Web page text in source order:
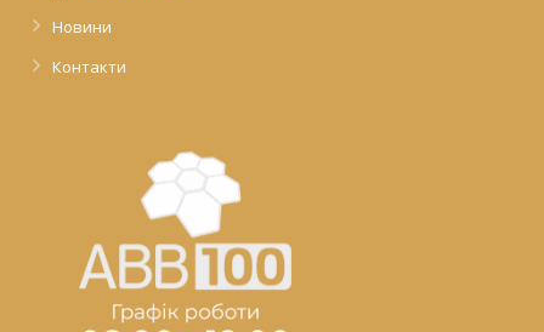
Новини
Контакти